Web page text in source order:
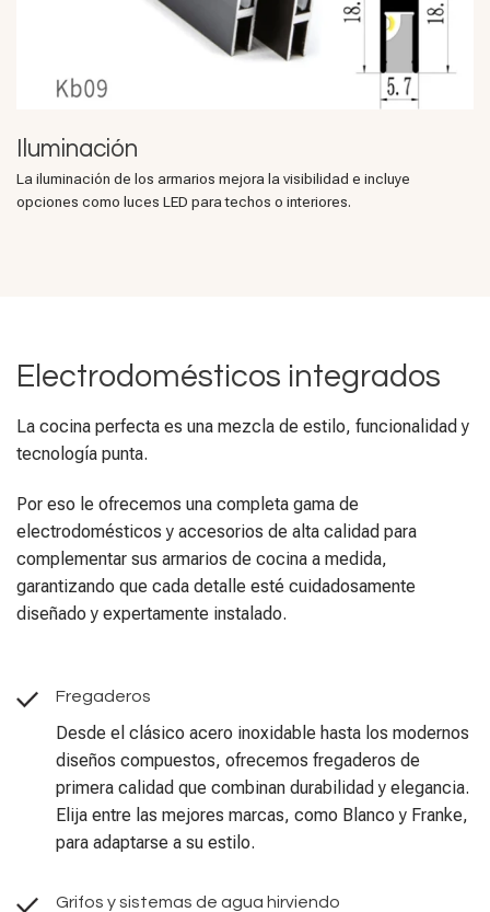
Iluminación
La iluminación de los armarios mejora la visibilidad e incluye
opciones como luces LED para techos o interiores.
Electrodomésticos integrados
La cocina perfecta es una mezcla de estilo, funcionalidad y
tecnología punta.
Por eso le ofrecemos una completa gama de
electrodomésticos y accesorios de alta calidad para
complementar sus armarios de cocina a medida,
garantizando que cada detalle esté cuidadosamente
diseñado y expertamente instalado.
Fregaderos
Desde el clásico acero inoxidable hasta los modernos
diseños compuestos, ofrecemos fregaderos de
primera calidad que combinan durabilidad y elegancia.
Elija entre las mejores marcas, como Blanco y Franke,
para adaptarse a su estilo.
Grifos y sistemas de agua hirviendo